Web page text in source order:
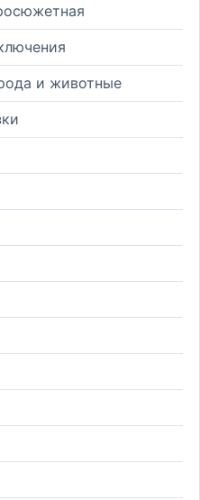
и животные